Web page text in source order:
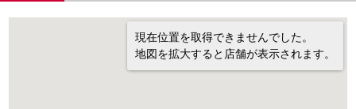
現在位置を取得できませんでした。
地図を拡大すると店舗が表示されます。